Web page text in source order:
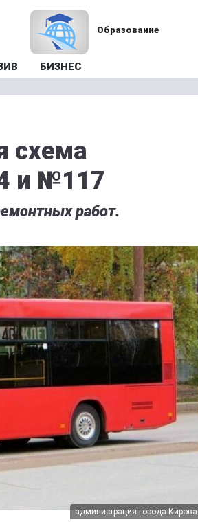
Образование
БИЗНЕС
схема
и №117
работ.
администрация города Кирова